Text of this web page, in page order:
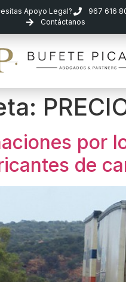
Apoyo Legal?
967 616
Contáctanos
por
de